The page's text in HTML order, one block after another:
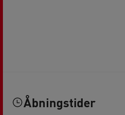
Åbningstider